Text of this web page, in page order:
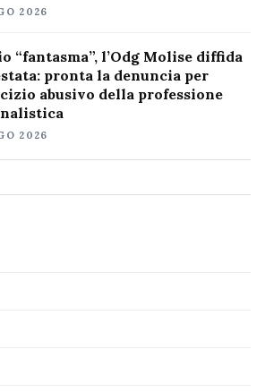
2026
“fantasma”, l’Odg Molise diffida
pronta la denuncia per
abusivo della professione
2026